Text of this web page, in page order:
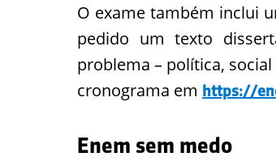
O exame também inclui
pedido um texto
problema – política,
cronograma em https://
Enem sem medo